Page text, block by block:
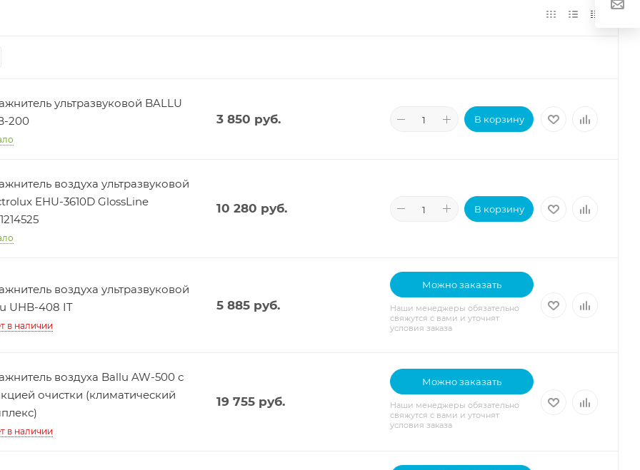
ультразвуковой BALLU
200
3 850 руб. В корзину
воздуха ультразвуковой
EHU-3610D GlossLine
10 280 руб. В корзину
воздуха ультразвуковой
UHB-408 IT
в наличии
5 885руб.
Можно заказать
Наши менеджеры обязательно
свяжутся с вами и уточнят
условия заказа
воздуха Ballu AW-500 с
очистки (климатический
в наличии
19 755руб.
Можно заказать
Наши менеджеры обязательно
свяжутся с вами и уточнят
условия заказа